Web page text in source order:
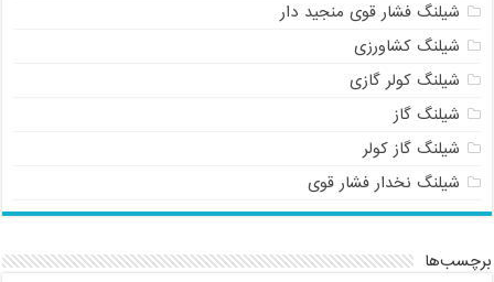
شیلنگ فشار قوی منجید دار
شیلنگ کشاورزی
شیلنگ کولر گازی
شیلنگ گاز
شیلنگ گاز کولر
شیلنگ نخدار فشار قوی
برچسب‌ها